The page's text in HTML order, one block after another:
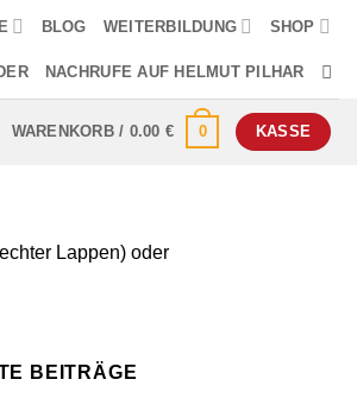
BLOG WEITERBILDUNG SHOP
NACHRUFE AUF HELMUT PILHAR
WARENKORB / 0.00 € 0 KASSE
Lappen) oder
BEITRÄGE